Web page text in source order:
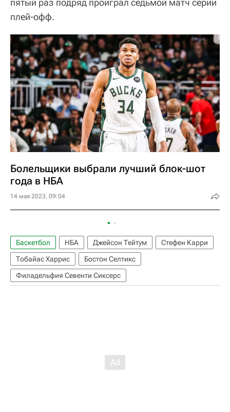
пятый раз подряд проиграл седьмой матч серии
плей-офф.
Болельщики выбрали лучший блок-шот
года в НБА
14 мая 2023, 09:04
Баскетбол НБА Джейсон Тейтум
Стефен Карри
Тобайас Харрис
Бостон Селтикс
Филадельфия Севенти Сиксерс